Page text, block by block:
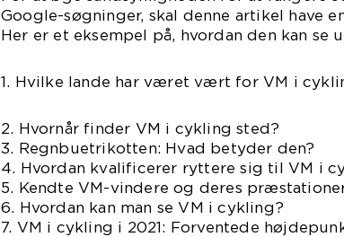
Google-søgninger, skal denne artikel have
Her er et eksempel på, hvordan den kan se
1. Hvilke lande har været vært for VM i
2. Hvornår finder VM i cykling sted?
3. Regnbuetrikotten: Hvad betyder den?
4. Hvordan kvalificerer ryttere sig til VM i
5. Kendte VM-vindere og deres
6. Hvordan kan man se VM i cykling?
7. VM i cykling i 2021: Forventede